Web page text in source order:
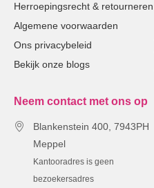
Herroepingsrecht & retourneren
Algemene voorwaarden
Ons privacybeleid
Bekijk onze blogs
Neem contact met ons op
Blankenstein 400, 7943PH
Meppel
Kantooradres is geen
bezoekersadres